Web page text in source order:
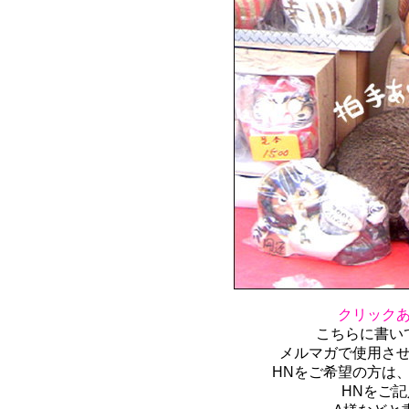
クリック
こちらに書
メルマガで使用さ
HNをご希望の方は
HNをご